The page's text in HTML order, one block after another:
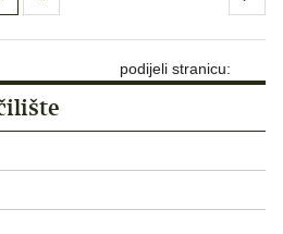
podijeli stranicu: